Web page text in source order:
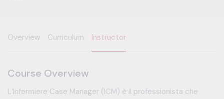
Overview Curriculum Instructor
Course Overview
L’Infermiere Case Manager (ICM) è il professionista che